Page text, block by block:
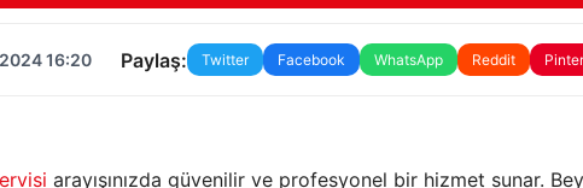
16:20 Paylaş: Twitter Facebook WhatsApp Reddit
arayışınızda güvenilir ve profesyonel bir hizmet sunar.